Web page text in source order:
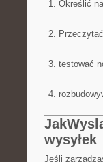
Określić
testować
wysyłek
Jeśli